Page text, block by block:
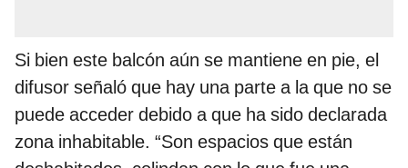
Si bien este balcón aún se mantiene en pie, el
difusor señaló que hay una parte a la que no se
puede acceder debido a que ha sido declarada
zona inhabitable. “Son espacios que están